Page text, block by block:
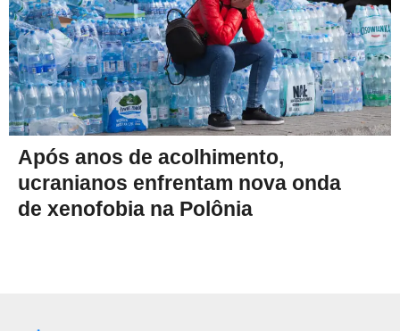
Após anos de acolhimento,
ucranianos enfrentam nova onda
de xenofobia na Polônia